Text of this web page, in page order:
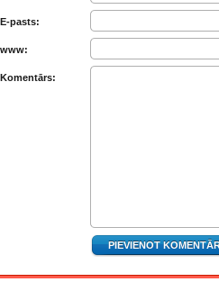
E-pasts:
www:
Komentārs: